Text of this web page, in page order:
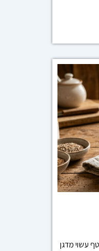
עשוי מדגן